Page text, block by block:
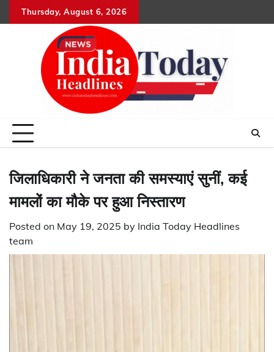
to
Thursday, August 6, 2026
जिलाधिकारी ने जनता की समस्याएं सुनीं, कई
मामलों का मौके पर हुआ निस्तारण
Posted on May 19, 2025 by India Today Headlines
team